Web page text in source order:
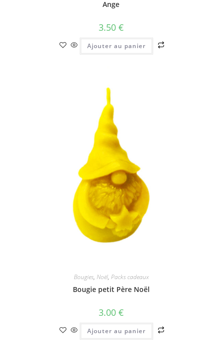
Ange
3.50 €
Ajouter au panier
Bougies, Noël, Packs cadeaux
Bougie petit Père Noël
3.00 €
Ajouter au panier